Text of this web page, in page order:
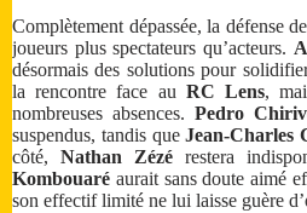
Complètement dépassée, la défense
joueurs plus spectateurs qu’acteurs.
désormais des solutions pour
la rencontre face au RC Lens,
nombreuses absences.Pedro
suspendus, tandis queJean-Charles
côté, Nathan Zézérestera
Kombouaré aurait sans doute aimé
son effectif limité ne lui laisse guère